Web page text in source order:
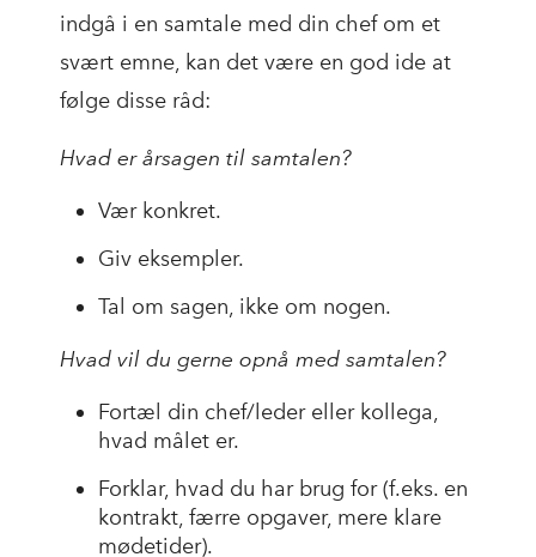
indgå i en samtale med din chef om et
svært emne, kan det være en god ide at
følge disse råd:
Hvad er årsagen til samtalen?
Vær konkret.
Giv eksempler.
Tal om sagen, ikke om nogen.
Hvad vil du gerne opnå med samtalen?
Fortæl din chef/leder eller kollega,
hvad målet er.
Forklar, hvad du har brug for (f.eks. en
kontrakt, færre opgaver, mere klare
mødetider).